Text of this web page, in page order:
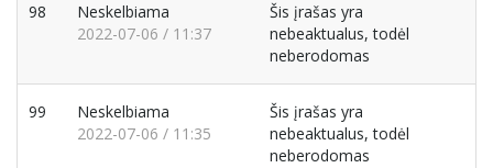
98
Neskelbiama
2022-07-06 / 11:37
Šis įrašas yra
nebeaktualus, todėl
neberodomas
99
Neskelbiama
2022-07-06 / 11:35
Šis įrašas yra
nebeaktualus, todėl
neberodomas